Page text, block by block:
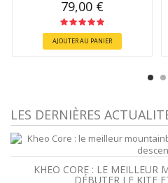
79,00 €
AJOUTER AU PANIER
LES DERNIÈRES
KHEO CORE : LE MEILLEUR
DÉBUTER LE KITE